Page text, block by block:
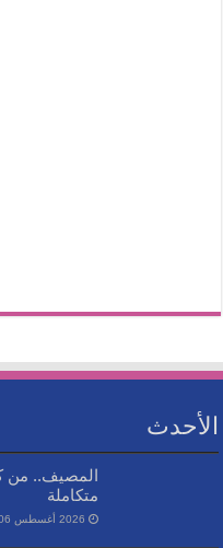
الأحدث
المصيف.. من
متكاملة
2026 أغسطس 06